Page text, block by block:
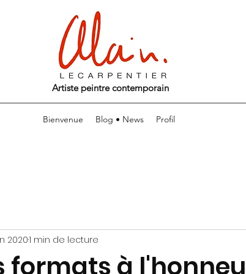
Artiste peintre contemporain
Bienvenue Blog • News Profil
formats à
20201 min de lecture